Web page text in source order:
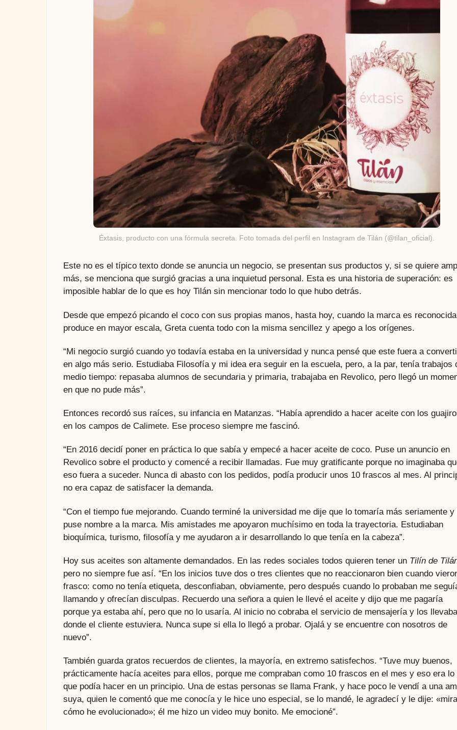
Éxtasis, producto con una fórmula secreta. Foto tomada del perfil en Instagram de Tilán (@tilan_oficial).
Este no es el típico texto donde se anuncia un negocio, se presentan sus productos y, si se quiere
más, se menciona que surgió gracias a una inquietud personal. Esta es una historia de superación: es
imposible hablar de lo que es hoy Tilán sin mencionar todo lo que hubo detrás.
Desde que empezó picando el coco con sus propias manos, hasta hoy, cuando la marca es
produce en mayor escala, Greta cuenta todo con la misma sencillez y apego a los orígenes.
“Mi negocio surgió cuando yo todavía estaba en la universidad y nunca pensé que este fuera a
en algo más serio. Estudiaba Filosofía y mi idea era seguir en la escuela, pero, a la par, tenía trabajos
medio tiempo: repasaba alumnos de secundaria y primaria, trabajaba en Revolico, pero llegó un
en que no pude más”.
Entonces recordó sus raíces, su infancia en Matanzas. “Había aprendido a hacer aceite con los
en los campos de Calimete. Ese proceso siempre me fascinó.
“En 2016 decidí poner en práctica lo que sabía y empecé a hacer aceite de coco. Puse un anuncio en
Revolico sobre el producto y comencé a recibir llamadas. Fue muy gratificante porque no imaginaba
eso fuera a suceder. Nunca di abasto con los pedidos, podía producir unos 10 frascos al mes. Al
no era capaz de satisfacer la demanda.
“Con el tiempo fue mejorando. Cuando terminé la universidad me dije que lo tomaría más seriamente y
puse nombre a la marca. Mis amistades me apoyaron muchísimo en toda la trayectoria. Estudiaban
bioquímica, turismo, filosofía y me ayudaron a ir desarrollando lo que tenía en la cabeza”.
Hoy sus aceites son altamente demandados. En las redes sociales todos quieren tener un Tilín de
pero no siempre fue así. “En los inicios tuve dos o tres clientes que no reaccionaron bien cuando
frasco: como no tenía etiqueta, desconfiaban, obviamente, pero después cuando lo probaban me
llamando y ofrecían disculpas. Recuerdo una señora a quien le llevé el aceite y dijo que me pagaría
porque ya estaba ahí, pero que no lo usaría. Al inicio no cobraba el servicio de mensajería y los
donde el cliente estuviera. Nunca supe si ella lo llegó a probar. Ojalá y se encuentre con nosotros de
nuevo”.
También guarda gratos recuerdos de clientes, la mayoría, en extremo satisfechos. “Tuve muy buenos,
prácticamente hacía aceites para ellos, porque me compraban como 10 frascos en el mes y eso era lo
que podía hacer en un principio. Una de estas personas se llama Frank, y hace poco le vendí a una
suya, quien le comentó que me conocía y le hice uno especial, se lo mandé, le agradecí y le dije: «mira
cómo he evolucionado»; él me hizo un video muy bonito. Me emocioné”.